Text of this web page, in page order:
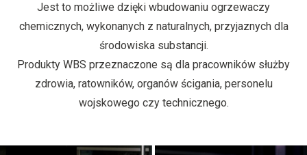
Jest to możliwe dzięki wbudowaniu ogrzewaczy
chemicznych, wykonanych z naturalnych, przyjaznych dla
środowiska substancji.
Produkty WBS przeznaczone są dla pracowników służby
zdrowia, ratowników, organów ścigania, personelu
wojskowego czy technicznego.